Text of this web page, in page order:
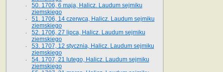
50. 1706, 6 maja, Halicz. Laudum sejmiku
ziemskiego
51. 1706, 14 czerwca, Halicz. Laudum sejmiku
ziemskiego
52. 1706, 27 lipca, Halicz. Laudum sejmiku
ziemskiego
53. 1707, 12 stycznia, Halicz. Laudum sejmiku
ziemskiego
54. 1707, 21 lutego, Halicz. Laudum sejmiku
ziemskiego